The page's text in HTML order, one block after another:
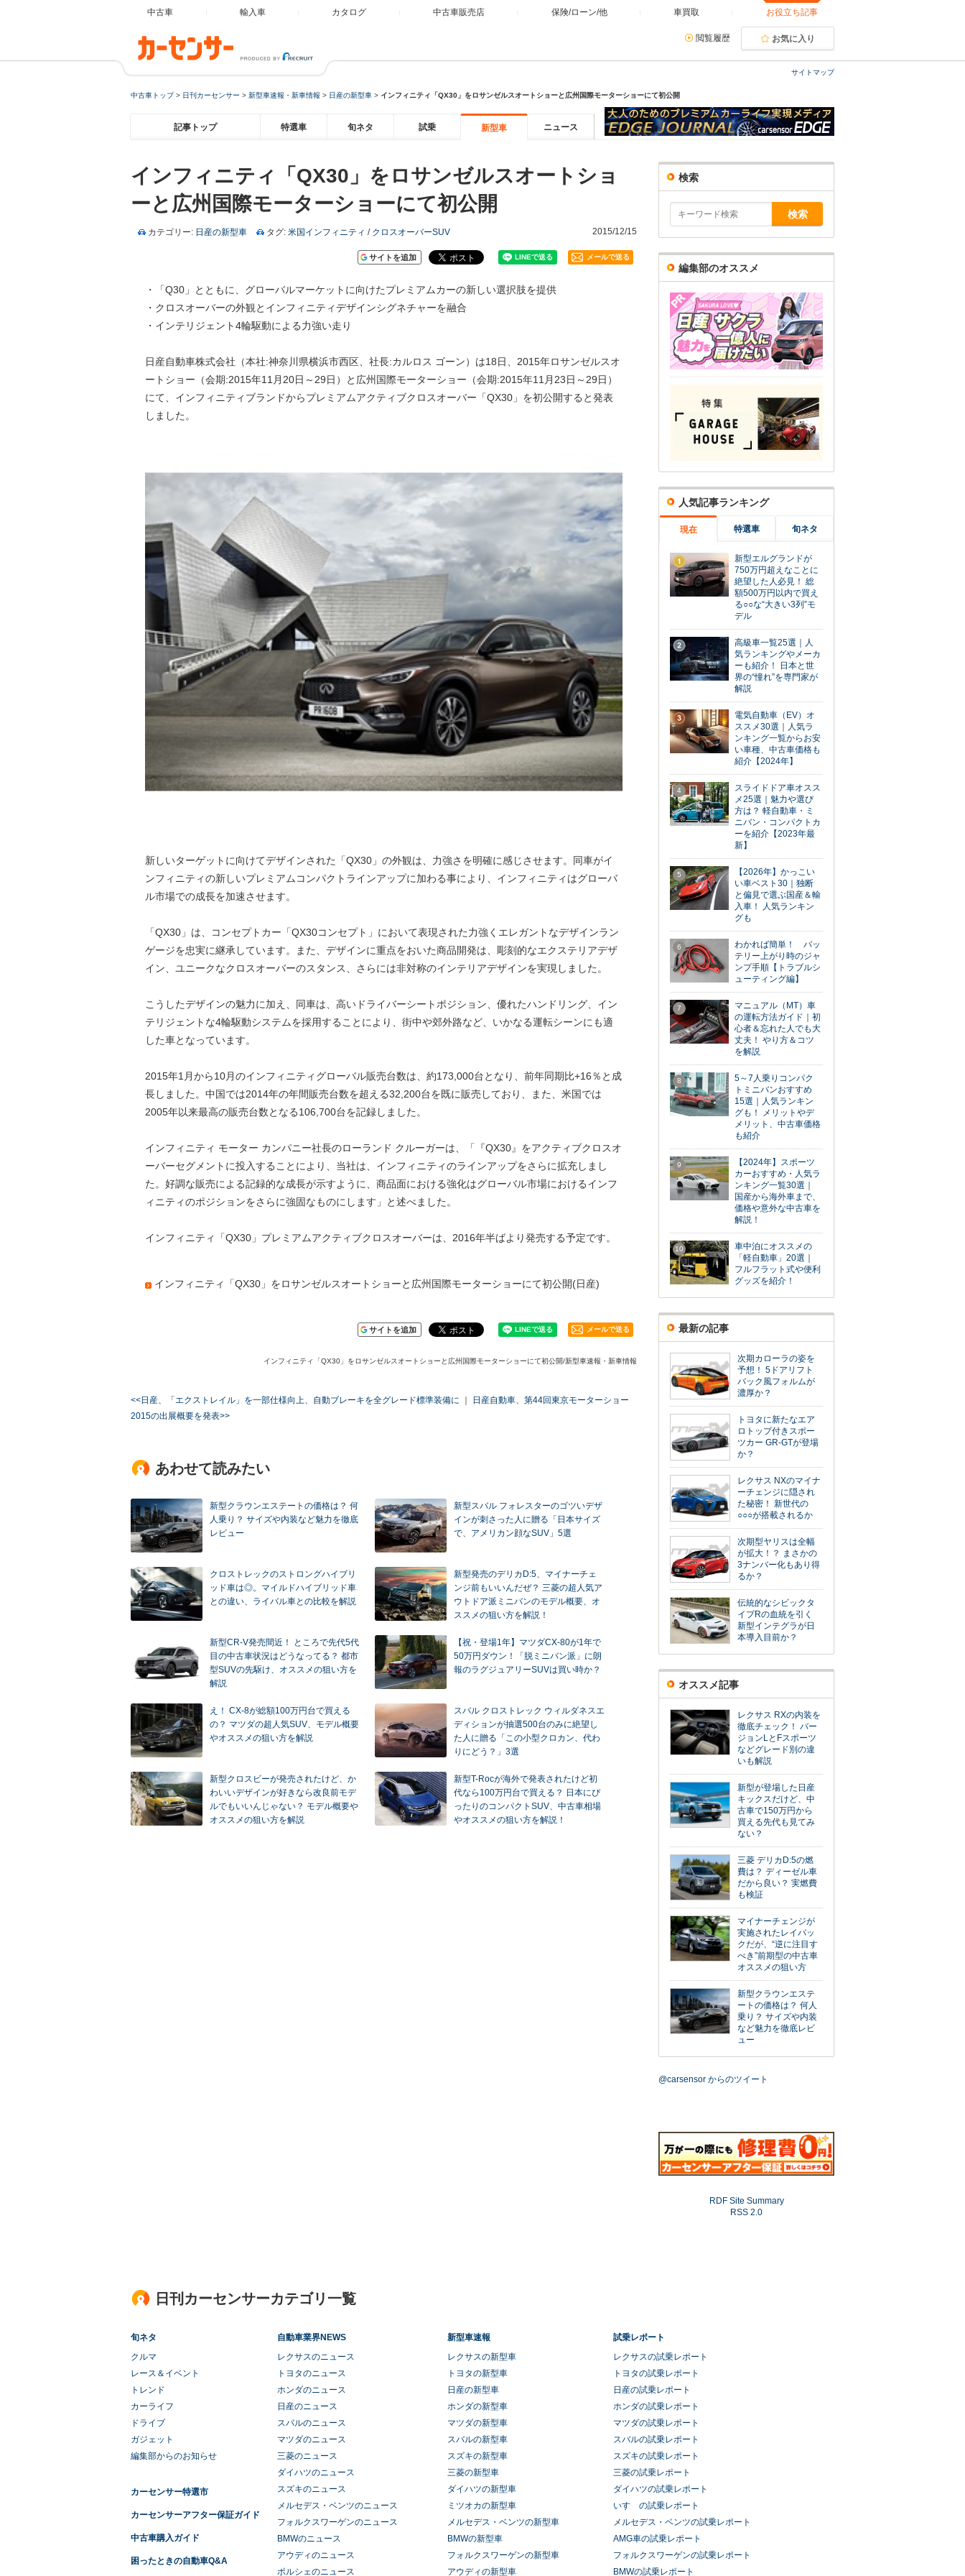
中古車 輸入車 カタログ 中古車販売店 保険/ローン/他 車買取 お役立ち記事
閲覧履歴 お気に入り
サイトマップ
中古車トップ> 日刊カーセンサー > 新型車速報・新車情報 > 日産の新型車 > インフィニティ「QX30」をロサンゼルスオートショーと広州国際モーターショーにて初公開
記事トップ 特選車 旬ネタ 試乗 新型車 ニュース
インフィニティ「QX30」をロサンゼルスオートショ
ーと広州国際モーターショーにて初公開
カテゴリー: 日産の新型車 タグ: 米国インフィニティ / クロスオーバーSUV 2015/12/15
サイトを追加 メールで送る
・「Q30」とともに、グローバルマーケットに向けたプレミアムカーの新しい選択肢を提供
・クロスオーバーの外観とインフィニティデザインシグネチャーを融合
・インテリジェント4輪駆動による力強い走り
日産自動車株式会社（本社:神奈川県横浜市西区、社長:カルロス ゴーン）は18日、2015年ロサンゼルスオ
ートショー（会期:2015年11月20日～29日）と広州国際モーターショー（会期:2015年11月23日～29日）
にて、インフィニティブランドからプレミアムアクティブクロスオーバー「QX30」を初公開すると発表
しました。
新しいターゲットに向けてデザインされた「QX30」の外観は、力強さを明確に感じさせます。同車がイ
ンフィニティの新しいプレミアムコンパクトラインアップに加わる事により、インフィニティはグローバ
ル市場での成長を加速させます。
「QX30」は、コンセプトカー「QX30コンセプト」において表現された力強くエレガントなデザインラン
ゲージを忠実に継承しています。また、デザインに重点をおいた商品開発は、彫刻的なエクステリアデザ
イン、ユニークなクロスオーバーのスタンス、さらには非対称のインテリアデザインを実現しました。
こうしたデザインの魅力に加え、同車は、高いドライバーシートポジション、優れたハンドリング、イン
テリジェントな4輪駆動システムを採用することにより、街中や郊外路など、いかなる運転シーンにも適
した車となっています。
2015年1月から10月のインフィニティグローバル販売台数は、約173,000台となり、前年同期比+16％と成
長しました。中国では2014年の年間販売台数を超える32,200台を既に販売しており、また、米国では
2005年以来最高の販売台数となる106,700台を記録しました。
インフィニティ モーター カンパニー社長のローランド クルーガーは、「『QX30』をアクティブクロスオ
ーバーセグメントに投入することにより、当社は、インフィニティのラインアップをさらに拡充しまし
た。好調な販売による記録的な成長が示すように、商品面における強化はグローバル市場におけるインフ
ィニティのポジションをさらに強固なものにします」と述べました。
インフィニティ「QX30」プレミアムアクティブクロスオーバーは、2016年半ばより発売する予定です。
インフィニティ「QX30」をロサンゼルスオートショーと広州国際モーターショーにて初公開(日産)
サイトを追加 メールで送る
インフィニティ「QX30」をロサンゼルスオートショーと広州国際モーターショーにて初公開/新型車速報・新車情報
<<日産、「エクストレイル」を一部仕様向上、自動ブレーキを全グレード標準装備に ｜
日産自動車、第44回東京モーターショー
2015の出展概要を発表>>
あわせて読みたい
新型クラウンエステートの価格は？ 何
人乗り？ サイズや内装など魅力を徹底
レビュー
新型スバル フォレスターのゴツいデザ
インが刺さった人に贈る「日本サイズ
で、アメリカン顔なSUV」5選
クロストレックのストロングハイブリ
ッド車は◎。マイルドハイブリッド車
との違い、ライバル車との比較を解説
新型発売のデリカD:5、マイナーチェ
ンジ前もいいんだぜ？ 三菱の超人気ア
ウトドア派ミニバンのモデル概要、オ
ススメの狙い方を解説！
新型CR-V発売間近！ ところで先代5代
目の中古車状況はどうなってる？ 都市
型SUVの先駆け、オススメの狙い方を
解説
【祝・登場1年】マツダCX-80が1年で
50万円ダウン！「脱ミニバン派」に朗
報のラグジュアリーSUVは買い時か？
え！ CX-8が総額100万円台で買える
の？ マツダの超人気SUV、モデル概要
やオススメの狙い方を解説
スバル クロストレック ウィルダネスエ
ディションが抽選500台のみに絶望し
た人に贈る「この小型クロカン、代わ
りにどう？」3選
新型クロスビーが発売されたけど、か
わいいデザインが好きなら改良前モデ
ルでもいいんじゃない？ モデル概要や
オススメの狙い方を解説
新型T-Rocが海外で発表されたけど初
代なら100万円台で買える？ 日本にぴ
ったりのコンパクトSUV、中古車相場
やオススメの狙い方を解説！
検索
編集部のオススメ
人気記事ランキング
現在 特選車 旬ネタ
1
新型エルグランドが
750万円超えなことに
絶望した人必見！ 総
額500万円以内で買え
る○○な“大きい3列”モ
デル
2
高級車一覧25選｜人
気ランキングやメーカ
ーも紹介！ 日本と世
界の“憧れ”を専門家が
解説
3
電気自動車（EV）オ
ススメ30選｜人気ラ
ンキング一覧からお安
い車種、中古車価格も
紹介【2024年】
4
スライドドア車オスス
メ25選｜魅力や選び
方は？ 軽自動車・ミ
ニバン・コンパクトカ
ーを紹介【2023年最
新】
5
【2026年】かっこい
い車ベスト30｜独断
と偏見で選ぶ国産＆輸
入車！ 人気ランキン
グも
6
わかれば簡単！ バッ
テリー上がり時のジャ
ンプ手順【トラブルシ
ューティング編】
7
マニュアル（MT）車
の運転方法ガイド｜初
心者＆忘れた人でも大
丈夫！ やり方＆コツ
を解説
8
5～7人乗りコンパク
トミニバンおすすめ
15選｜人気ランキン
グも！ メリットやデ
メリット、中古車価格
も紹介
9
【2024年】スポーツ
カーおすすめ・人気ラ
ンキング一覧30選｜
国産から海外車まで、
価格や意外な中古車を
解説！
10
車中泊にオススメの
「軽自動車」20選｜
フルフラット式や便利
グッズを紹介！
最新の記事
次期カローラの姿を
予想！ 5ドアリフト
バック風フォルムが
濃厚か？
トヨタに新たなエア
ロトップ付きスポー
ツカー GR-GTが登場
か？
レクサス NXのマイナ
ーチェンジに隠され
た秘密！ 新世代の
○○○が搭載されるか
次期型ヤリスは全幅
が拡大！？ まさかの
3ナンバー化もあり得
るか？
伝統的なシビックタ
イプRの血統を引く
新型インテグラが日
本導入目前か？
オススメ記事
レクサス RXの内装を
徹底チェック！ バー
ジョンLとFスポーツ
などグレード別の違
いも解説
新型が登場した日産
キックスだけど、中
古車で150万円から
買える先代も見てみ
ない？
三菱 デリカD:5の燃
費は？ ディーゼル車
だから良い？ 実燃費
も検証
マイナーチェンジが
実施されたレイバッ
クだが、“逆に注目す
べき”前期型の中古車
オススメの狙い方
新型クラウンエステ
ートの価格は？ 何人
乗り？ サイズや内装
など魅力を徹底レビ
ュー
@carsensor からのツイート
RDF Site Summary
RSS 2.0
日刊カーセンサーカテゴリ一覧
旬ネタ
クルマ
レース＆イベント
トレンド
カーライフ
ドライブ
ガジェット
編集部からのお知らせ
カーセンサー特選市
カーセンサーアフター保証ガイド
中古車購入ガイド
困ったときの自動車Q&A
自動車業界NEWS
レクサスのニュース
トヨタのニュース
ホンダのニュース
日産のニュース
スバルのニュース
マツダのニュース
三菱のニュース
ダイハツのニュース
スズキのニュース
メルセデス・ベンツのニュース
フォルクスワーゲンのニュース
BMWのニュース
アウディのニュース
ポルシェのニュース
新型車速報
レクサスの新型車
トヨタの新型車
日産の新型車
ホンダの新型車
マツダの新型車
スバルの新型車
スズキの新型車
三菱の新型車
ダイハツの新型車
ミツオカの新型車
メルセデス・ベンツの新型車
BMWの新型車
フォルクスワーゲンの新型車
アウディの新型車
試乗レポート
レクサスの試乗レポート
トヨタの試乗レポート
日産の試乗レポート
ホンダの試乗レポート
マツダの試乗レポート
スバルの試乗レポート
スズキの試乗レポート
三菱の試乗レポート
ダイハツの試乗レポート
いすゞの試乗レポート
メルセデス・ベンツの試乗レポート
AMG車の試乗レポート
フォルクスワーゲンの試乗レポート
BMWの試乗レポート